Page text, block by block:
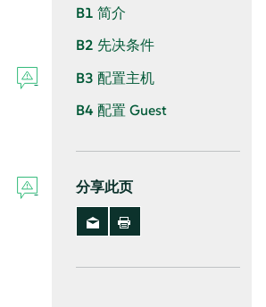
B1 简介
B2 先决条件
B3 配置主机
B4 配置 Guest
分享此页